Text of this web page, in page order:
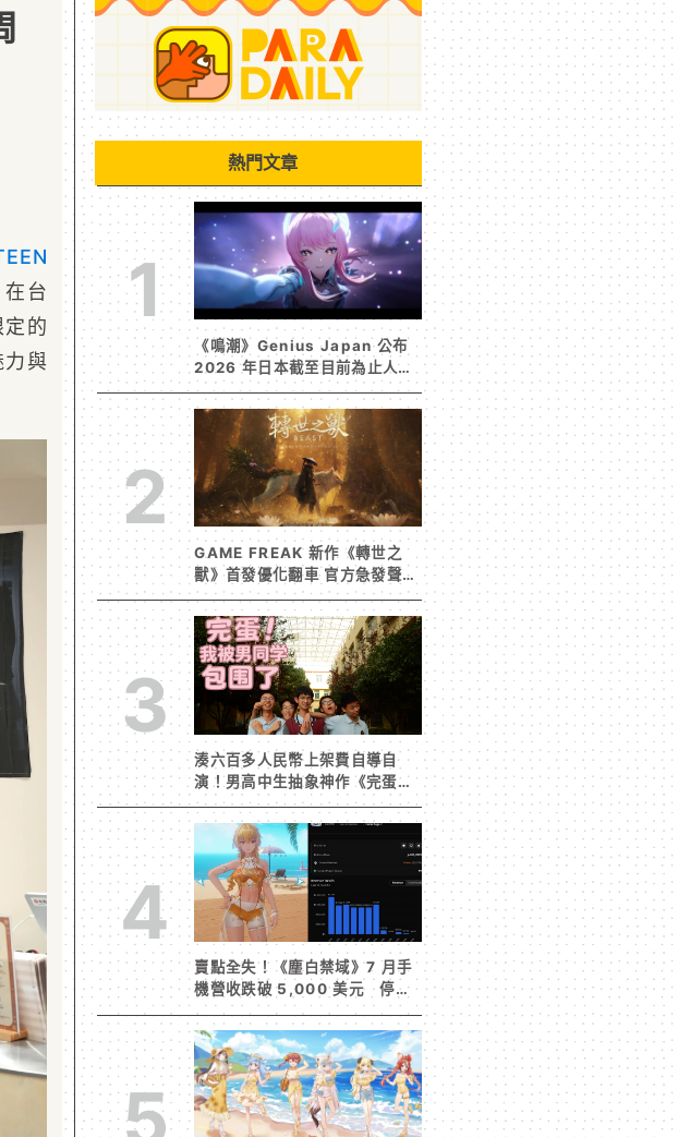
台
的
力與
熱門文章
1
《鳴潮》Genius Japan 公布
2026 年日本截至目前為止人氣
歌單《遠航星的告別》&《自無
垠處歸航之星》入榜
2
GAME FREAK 新作《轉世之
獸》首發優化翻車 官方急發聲明
承諾提供大量更新彌補
3
湊六百多人民幣上架費自導自
演！男高中生抽象神作《完蛋！
我被男同學包圍了》突然爆紅
4
賣點全失！《塵白禁域》7 月手
機營收跌破 5,000 美元 停服
整改後玩家大量流失
5